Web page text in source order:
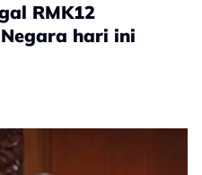
RMK12
hari ini